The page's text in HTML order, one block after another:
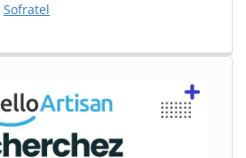
Sofratel